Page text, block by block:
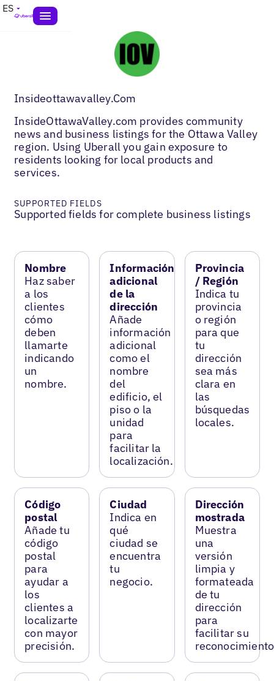
ES
Insideottawavalley.Com
InsideOttawaValley.com provides community
news and business listings for the Ottawa Valley
region. Using Uberall you gain exposure to
residents looking for local products and
services.
SUPPORTED FIELDS
Supported fields for complete business listings
Nombre
Haz saber
a los
clientes
cómo
deben
llamarte
indicando
un
nombre.
Información
adicional
de la
dirección
Añade
información
adicional
como el
nombre
del
edificio, el
piso o la
unidad
para
facilitar la
localización.
Provincia
/ Región
Indica tu
provincia
o región
para que
tu
dirección
sea más
clara en
las
búsquedas
locales.
Código
postal
Añade tu
código
postal
para
ayudar a
los
clientes a
localizarte
con mayor
precisión.
Ciudad
Indica en
qué
ciudad se
encuentra
tu
negocio.
Dirección
mostrada
Muestra
una
versión
limpia y
formateada
de tu
dirección
para
facilitar su